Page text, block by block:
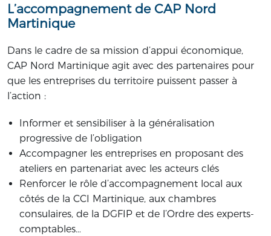
L’accompagnement de CAP Nord
Martinique
Dans le cadre de sa mission d’appui économique,
CAP Nord Martinique agit avec des partenaires pour
que les entreprises du territoire puissent passer à
l’action :
Informer et sensibiliser à la généralisation
progressive de l’obligation
Accompagner les entreprises en proposant des
ateliers en partenariat avec les acteurs clés
Renforcer le rôle d’accompagnement local aux
côtés de la CCI Martinique, aux chambres
consulaires, de la DGFIP et de l’Ordre des experts-
comptables…